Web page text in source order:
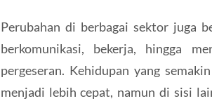
Perubahan di berbagai sektor juga
berkomunikasi, bekerja, hingga
pergeseran. Kehidupan yang
menjadi lebih cepat, namun di sisi